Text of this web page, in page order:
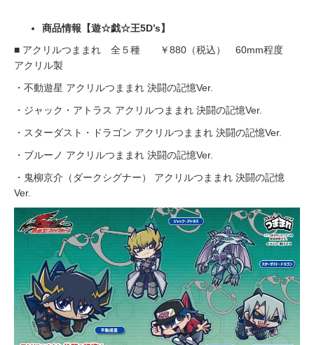
商品情報【遊☆戯☆王5D’s】
■ アクリルつままれ 全５種 ￥880（税込） 60mm程度
アクリル製
・不動遊星 アクリルつままれ 決闘の記憶Ver.
・ジャック・アトラス アクリルつままれ 決闘の記憶Ver.
・スターダスト・ドラゴン アクリルつままれ 決闘の記憶Ver.
・ブルーノ アクリルつままれ 決闘の記憶Ver.
・鬼柳京介（ダークシグナー） アクリルつままれ 決闘の記憶
Ver.